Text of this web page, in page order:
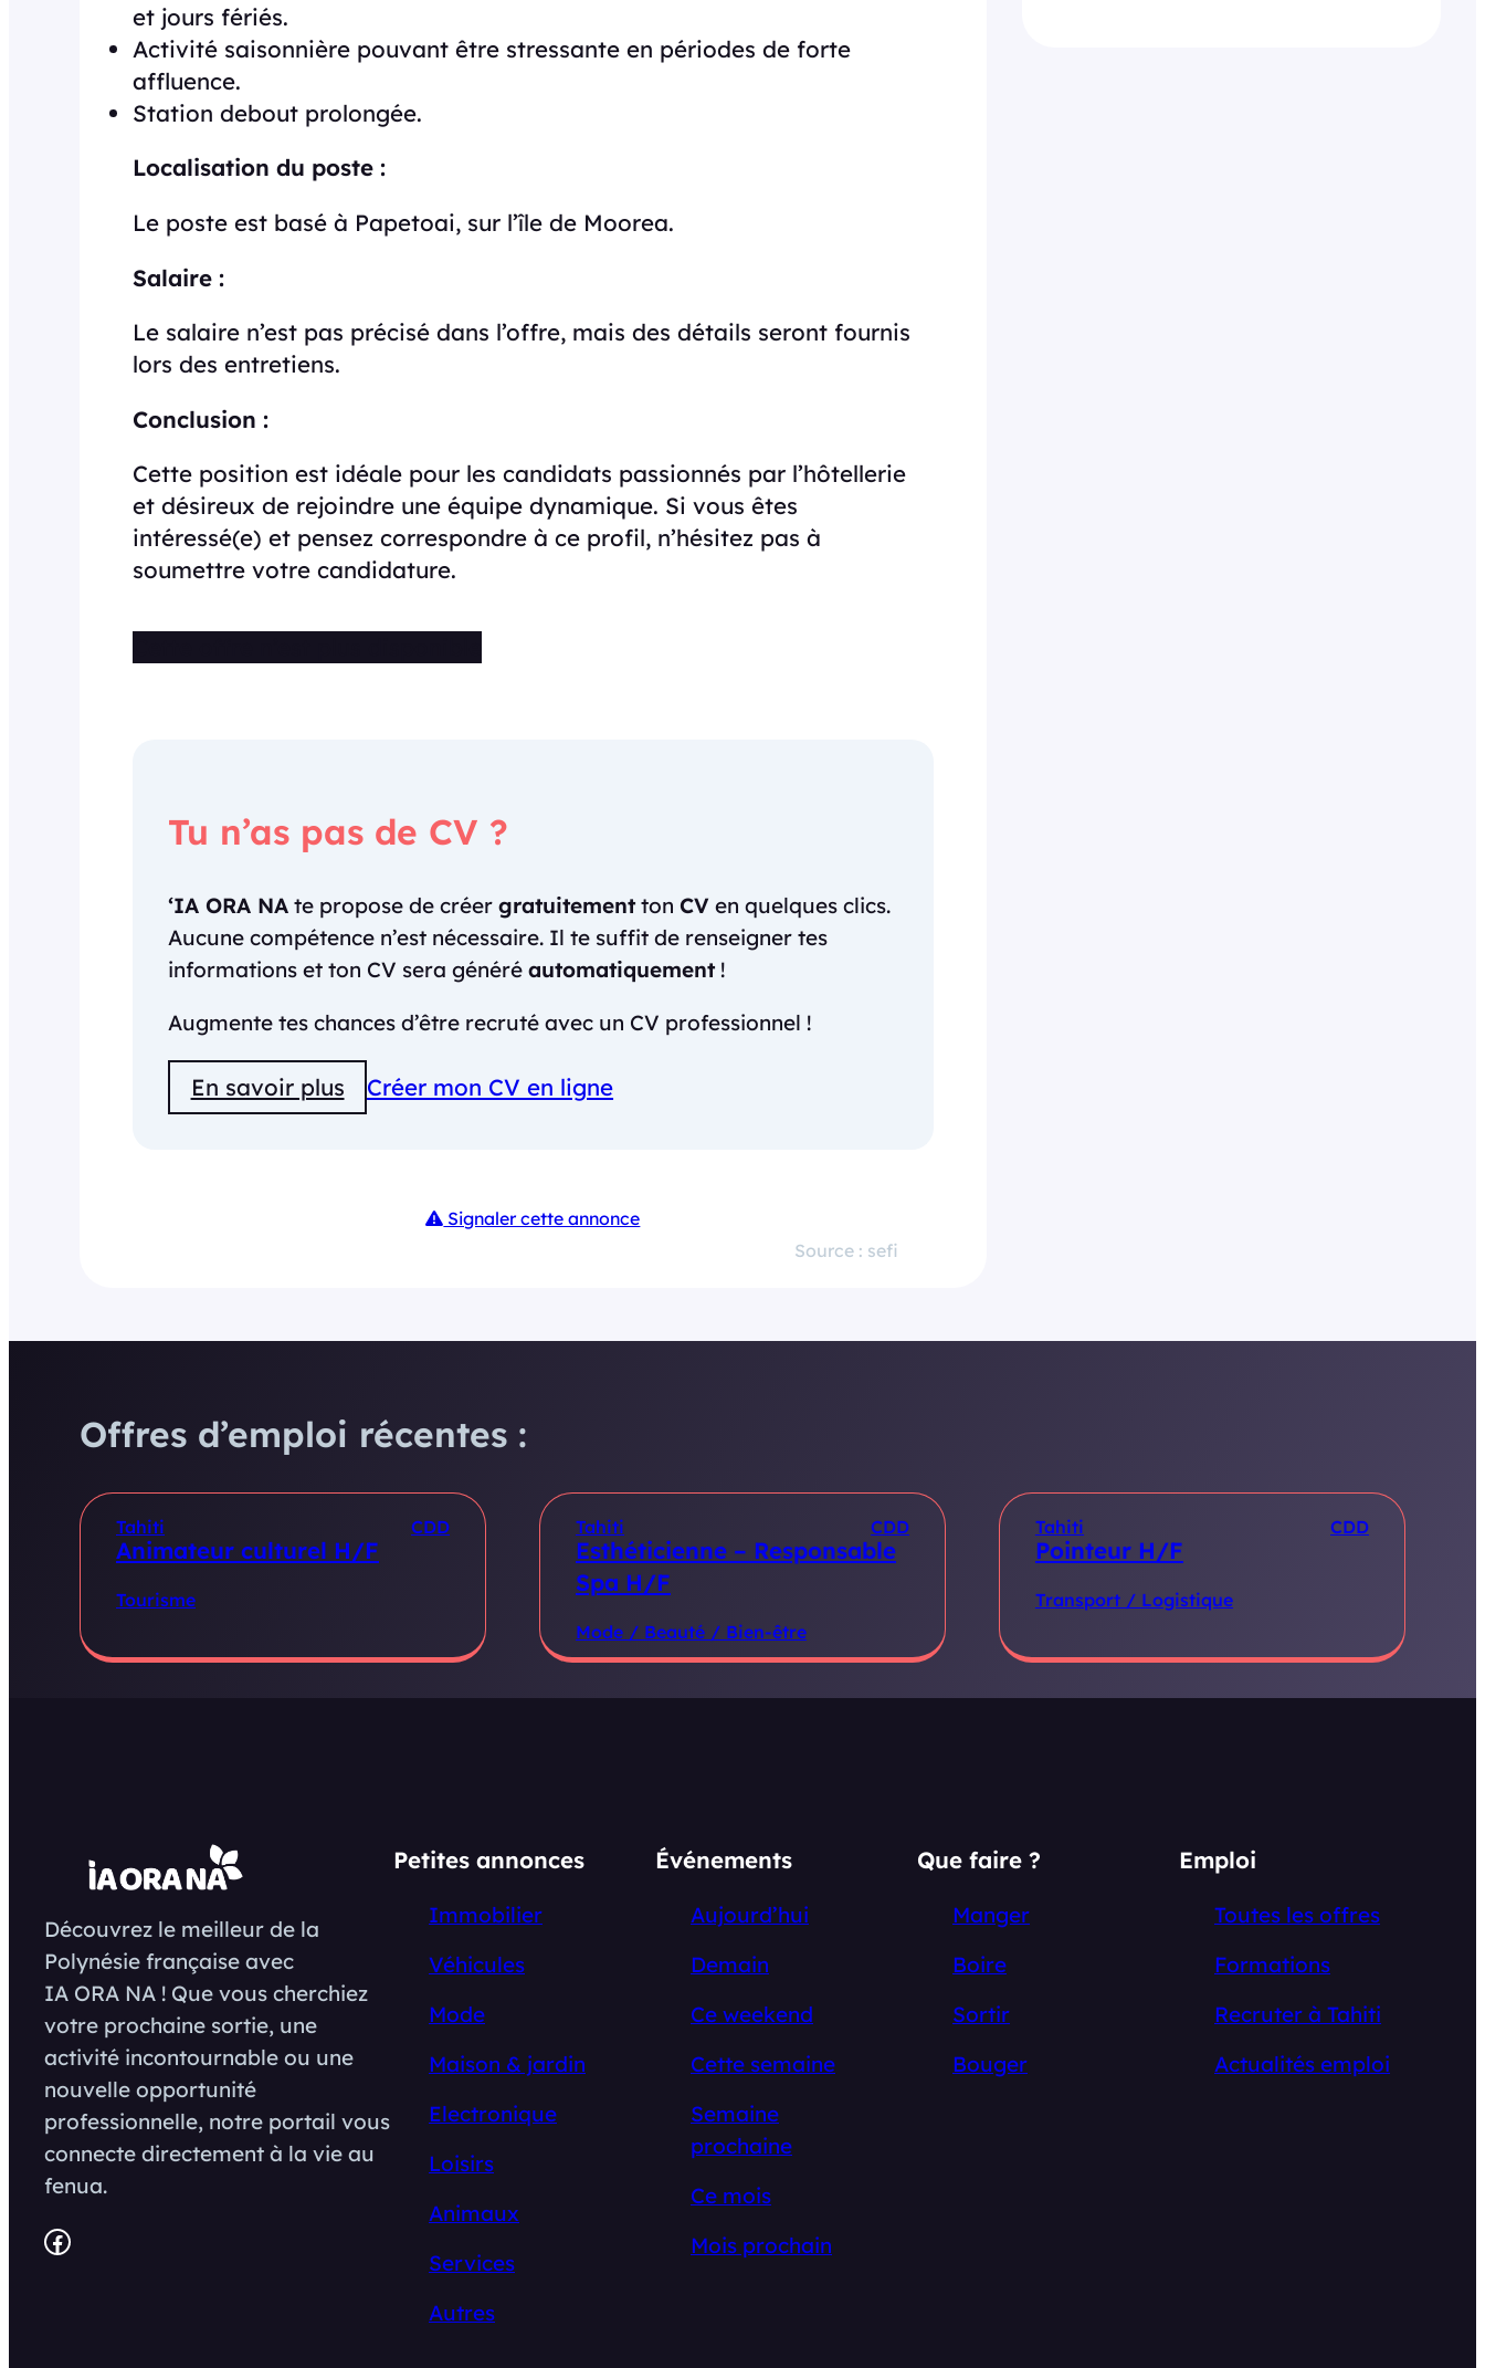
et jours fériés.
Activité saisonnière pouvant être stressante en périodes de forte
affluence.
Station debout prolongée.
Localisation du poste :
Le poste est basé à Papetoai, sur l’île de Moorea.
Salaire :
Le salaire n’est pas précisé dans l’offre, mais des détails seront fournis
lors des entretiens.
Conclusion :
Cette position est idéale pour les candidats passionnés par l’hôtellerie
et désireux de rejoindre une équipe dynamique. Si vous êtes
intéressé(e) et pensez correspondre à ce profil, n’hésitez pas à
soumettre votre candidature.
Tu n’as pas de CV ?
‘IA ORA NA te propose de créer gratuitement ton CV en quelques clics.
Aucune compétence n’est nécessaire. Il te suffit de renseigner tes
informations et ton CV sera généré automatiquement !
Augmente tes chances d’être recruté avec un CV professionnel !
En savoir plus Créer mon CV en ligne
Signaler cette annonce
Source : sefi
Offres d’emploi récentes :
Tahiti CDD
Animateur culturel H/F
Tourisme
Tahiti CDD
Esthéticienne – Responsable
Spa H/F
Mode / Beauté / Bien-être
Tahiti CDD
Pointeur H/F
Transport / Logistique
Découvrez le meilleur de la
Polynésie française avec
IA ORA NA ! Que vous cherchiez
votre prochaine sortie, une
activité incontournable ou une
nouvelle opportunité
professionnelle, notre portail vous
connecte directement à la vie au
fenua.
Facebook
Petites annonces
Immobilier
Véhicules
Mode
Maison & jardin
Electronique
Loisirs
Animaux
Services
Autres
Événements
Aujourd’hui
Demain
Ce weekend
Cette semaine
Semaine
prochaine
Ce mois
Mois prochain
Que faire ?
Manger
Boire
Sortir
Bouger
Emploi
Toutes les offres
Formations
Recruter à Tahiti
Actualités emploi